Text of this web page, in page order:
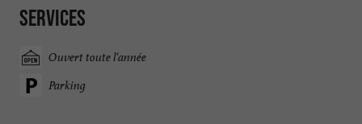
Services
Ouvert toute l'année
Parking